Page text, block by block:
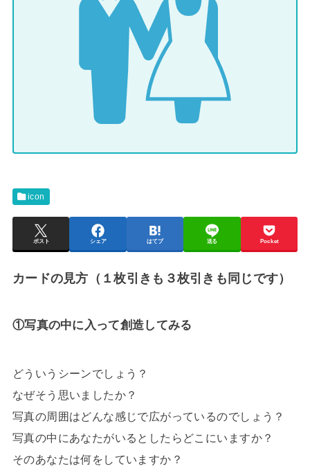
icon
ポスト シェア はてブ 送る Pocket
カードの見方（１枚引きも３枚引きも同じです）
①写真の中に入って創造してみる
どういうシーンでしょう？
なぜそう思いましたか？
写真の周囲はどんな感じで広がっているのでしょう？
写真の中にあなたがいるとしたらどこにいますか？
そのあなたは何をしていますか？